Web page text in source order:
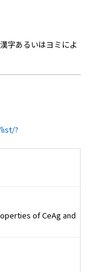
字あるいはヨミによ
?
of CeAg and